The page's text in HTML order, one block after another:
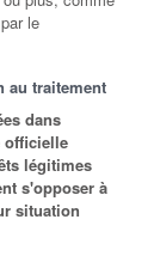
le
au traitement
dans
officielle
légitimes
s'opposer à
situation